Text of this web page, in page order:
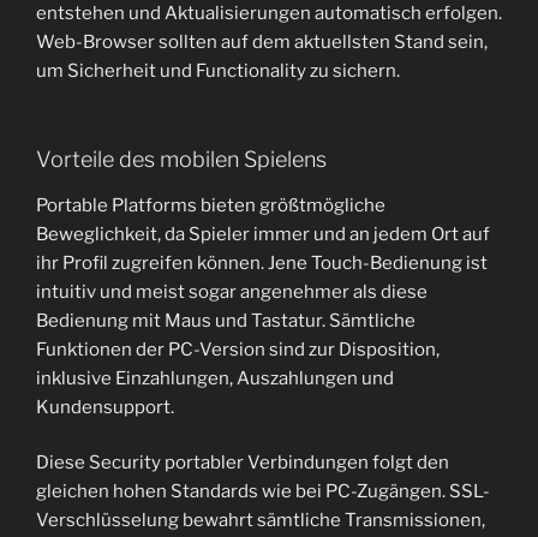
entstehen und Aktualisierungen automatisch erfolgen.
Web-Browser sollten auf dem aktuellsten Stand sein,
um Sicherheit und Functionality zu sichern.
Vorteile des mobilen Spielens
Portable Platforms bieten größtmögliche
Beweglichkeit, da Spieler immer und an jedem Ort auf
ihr Profil zugreifen können. Jene Touch-Bedienung ist
intuitiv und meist sogar angenehmer als diese
Bedienung mit Maus und Tastatur. Sämtliche
Funktionen der PC-Version sind zur Disposition,
inklusive Einzahlungen, Auszahlungen und
Kundensupport.
Diese Security portabler Verbindungen folgt den
gleichen hohen Standards wie bei PC-Zugängen. SSL-
Verschlüsselung bewahrt sämtliche Transmissionen,